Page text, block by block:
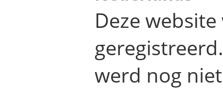
Deze
werd nog